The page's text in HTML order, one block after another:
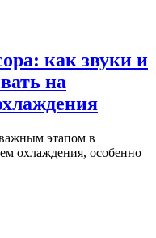
как звуки и
на
важным этапом в
охлаждения, особенно